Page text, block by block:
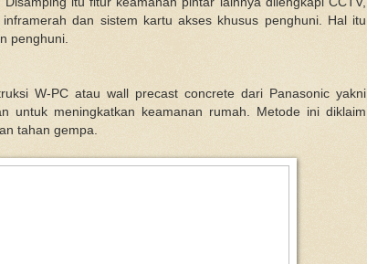
dan sistem kartu akses khusus penghuni. Hal itu
penghuni.
W-PC atau wall precast concrete dari Panasonic yakni
untuk meningkatkan keamanan rumah. Metode ini diklaim
tahan gempa.